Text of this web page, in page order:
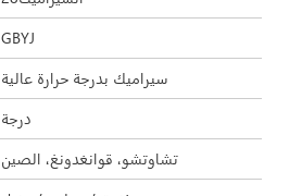
GBYJ
سيراميك بدرجة حرارة عالية
درجة
تشاوتشو، قوانغدونغ، الصين